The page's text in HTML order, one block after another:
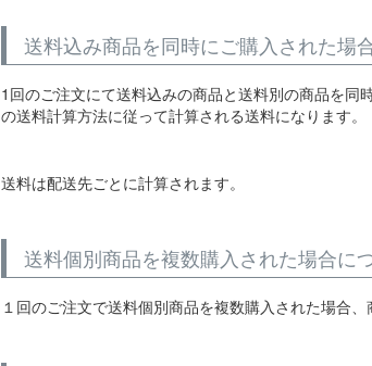
送料込み商品を同時にご購入された場
1回のご注文にて送料込みの商品と送料別の商品を
の送料計算方法に従って計算される送料になります。
送料は配送先ごとに計算されます。
送料個別商品を複数購入された場合に
１回のご注文で送料個別商品を複数購入された場合